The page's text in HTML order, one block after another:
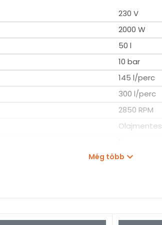
a mindennapi műhelymunkákhoz
230 V
2000 W
50 l
10 bar
145 l/perc
300 l/perc
2850 RPM
Olajmentes
73 dB
Még több